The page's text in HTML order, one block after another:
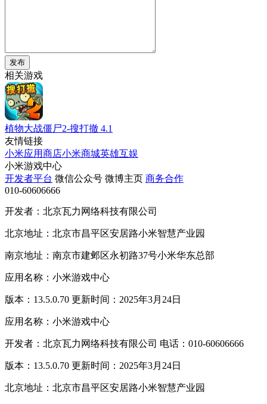
发布
相关游戏
植物大战僵尸2-搜打撤 4.1
友情链接
小米应用商店小米商城英雄互娱
小米游戏中心
开发者平台 微信公众号 微博主页 商务合作
010-60606666
开发者：北京瓦力网络科技有限公司
北京地址：北京市昌平区安居路小米智慧产业园
南京地址：南京市建邺区永初路37号小米华东总部
应用名称：小米游戏中心
版本：13.5.0.70 更新时间：2025年3月24日
应用名称：小米游戏中心
开发者：北京瓦力网络科技有限公司 电话：010-60606666
版本：13.5.0.70 更新时间：2025年3月24日
北京地址：北京市昌平区安居路小米智慧产业园